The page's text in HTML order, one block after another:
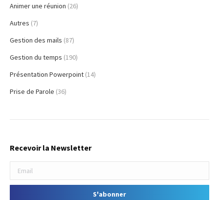
Animer une réunion (26)
Autres (7)
Gestion des mails (87)
Gestion du temps (190)
Présentation Powerpoint (14)
Prise de Parole (36)
Recevoir la Newsletter